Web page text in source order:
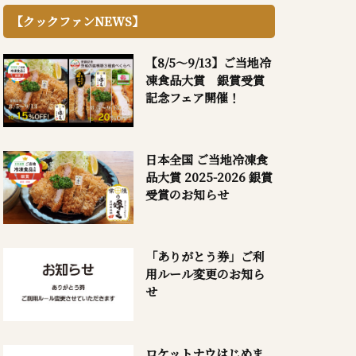
【クックファンNEWS】
【8/5～9/13】ご当地冷
凍食品大賞 銀賞受賞
記念フェア開催！
日本全国 ご当地冷凍食
品大賞 2025-2026 銀賞
受賞のお知らせ
「ありがとう券」ご利
用ルール変更のお知ら
せ